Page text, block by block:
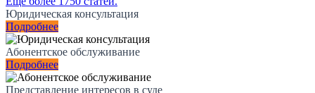
Юридическая консультация
Подробнее
Абонентское обслуживание
Подробнее
Представление интересов в суде